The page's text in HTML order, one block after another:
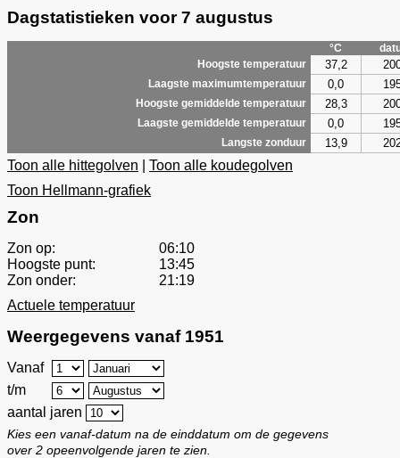
Dagstatistieken voor 7 augustus
°C
Hoogste temperatuur
37,2
Laagste maximumtemperatuur 0,0
Hoogste gemiddelde temperatuur 28,3
Laagste gemiddelde temperatuur 0,0
Langste zonduur 13,9
Toon alle hittegolven
Toon alle koudegolven
Toon Hellmann-grafiek
Zon
Zon op:
06:10
Hoogste punt:
13:45
Zon onder:
21:19
Actuele temperatuur
Weergegevens vanaf 1951
Vanaf
t/m
aantal jaren
Kies een vanaf-datum na de einddatum om de gegevens
over 2 opeenvolgende jaren te zien.